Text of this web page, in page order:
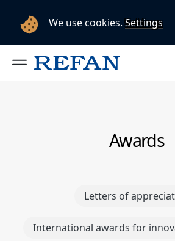
Awards
Letters of
International awards for
We use cookies.Settings